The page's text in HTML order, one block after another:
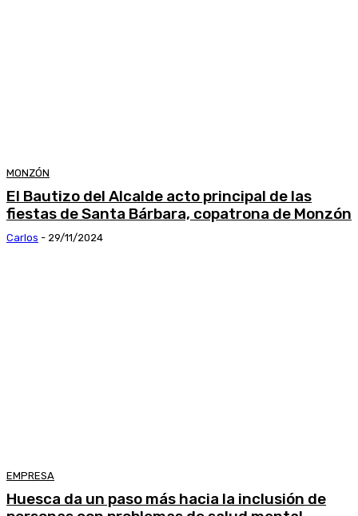
MONZÓN
El Bautizo del Alcalde acto principal de las
fiestas de Santa Bárbara, copatrona de Monzón
Carlos - 29/11/2024
EMPRESA
Huesca da un paso más hacia la inclusión de